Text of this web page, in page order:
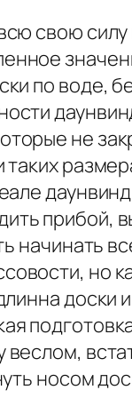
свою
по воде,
не
прибой,
начинать
но
доски
носом